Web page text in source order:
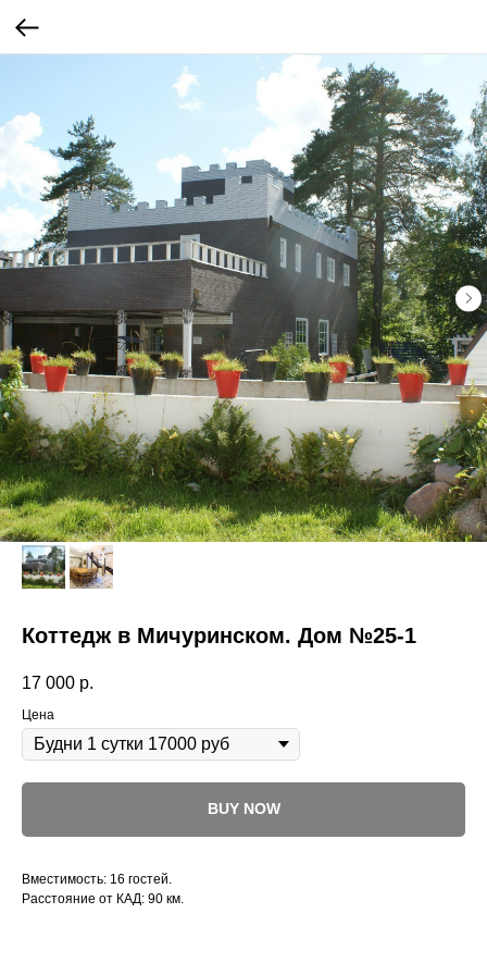
Коттедж в Мичуринском. Дом №25-1
17 000 р.
Цена
BUY NOW
Вместимость: 16 гостей.
Расстояние от КАД: 90 км.